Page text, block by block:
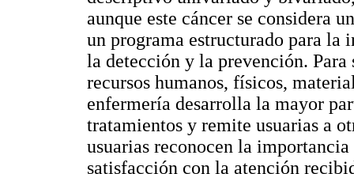
aunque este cáncer se considera
un programa estructurado para la
la detección y la prevención. Para
recursos humanos, físicos,
enfermería desarrolla la mayor
tratamientos y remite usuarias a
usuarias reconocen la
satisfacción con la atención